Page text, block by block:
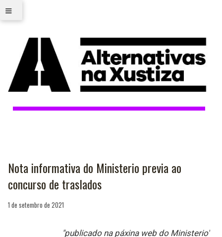
≡
Nota informativa do Ministerio previa ao
concurso de traslados
1 de setembro de 2021
"publicado na páxina web do Ministerio"